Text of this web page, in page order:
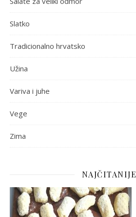
Slatko
Tradicionalno hrvatsko
Užina
Variva i juhe
Vege
Zima
NAJČITANIJE